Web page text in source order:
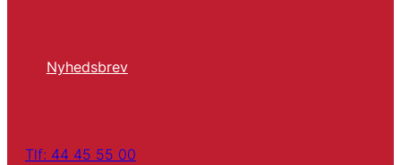
Nyhedsbrev
Tlf: 44 45 55 00